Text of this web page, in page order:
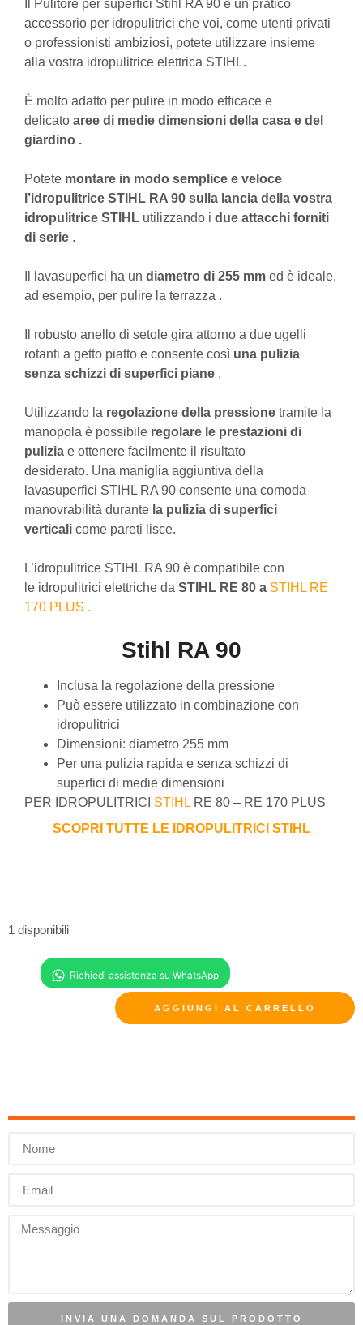
Il Pulitore per superfici Stihl RA 90 è un pratico
accessorio per idropulitrici che voi, come utenti privati ​​
o professionisti ambiziosi, potete utilizzare insieme
alla vostra idropulitrice elettrica STIHL.
È molto adatto per pulire in modo efficace e
delicato aree di medie dimensioni della casa e del
giardino .
Potete montare in modo semplice e veloce
l’idropulitrice STIHL RA 90 sulla lancia della vostra
idropulitrice STIHL utilizzando i due attacchi forniti
di serie .
Il lavasuperfici ha un diametro di 255 mm ed è ideale,
ad esempio, per pulire la terrazza .
Il robusto anello di setole gira attorno a due ugelli
rotanti a getto piatto e consente così una pulizia
senza schizzi di superfici piane .
Utilizzando la regolazione della pressione tramite la
manopola è possibile regolare le prestazioni di
pulizia e ottenere facilmente il risultato
desiderato. Una maniglia aggiuntiva della
lavasuperfici STIHL RA 90 consente una comoda
manovrabilità durante la pulizia di superfici
verticali come pareti lisce.
L’idropulitrice STIHL RA 90 è compatibile con
le idropulitrici elettriche da STIHL RE 80 a STIHL RE
170 PLUS .
Stihl RA 90
Inclusa la regolazione della pressione
Può essere utilizzato in combinazione con
idropulitrici
Dimensioni: diametro 255 mm
Per una pulizia rapida e senza schizzi di
superfici di medie dimensioni
PER IDROPULITRICI STIHL RE 80 – RE 170 PLUS
SCOPRI TUTTE LE IDROPULITRICI STIHL
1 disponibili
AGGIUNGI AL CARRELLO
INVIA UNA DOMANDA SUL PRODOTTO